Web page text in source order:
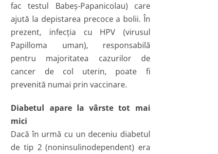
fac testul Babeş-Papanicolau) care
ajută la depistarea precoce a bolii. În
prezent, infecţia cu HPV (virusul
Papilloma uman), responsabilă
pentru majoritatea cazurilor de
cancer de col uterin, poate fi
prevenită numai prin vaccinare.
Diabetul apare la vârste tot mai
mici
Dacă în urmă cu un deceniu diabetul
de tip 2 (noninsulinodependent) era